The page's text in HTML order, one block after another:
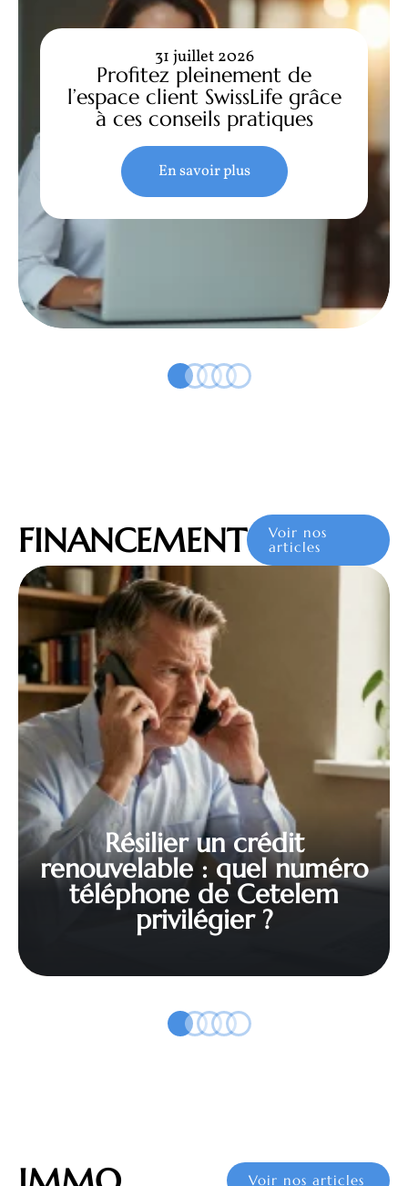
Profitez pleinement de
l’espace client SwissLife grâce
à ces conseils pratiques
31 juillet 2026
En savoir plus
FINANCEMENT
Voir nos
articles
Résilier un crédit
renouvelable : quel numéro
téléphone de Cetelem
privilégier ?
Voir nos articles